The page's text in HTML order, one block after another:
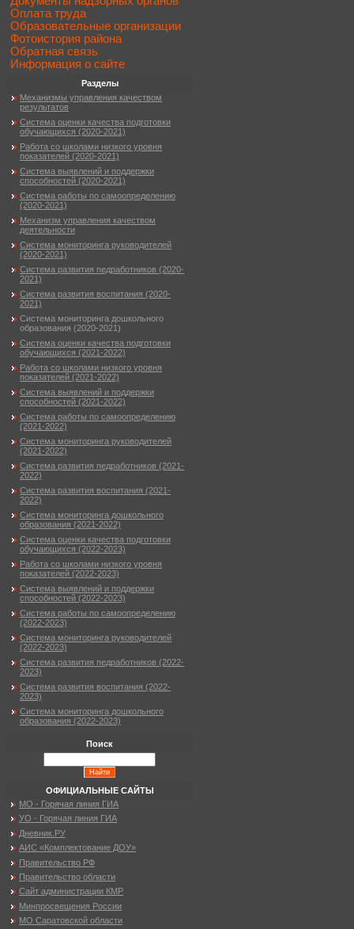
Оплата труда
Образовательные организации
Фотоистория района
Обратная связь
Информация о сайте
Разделы
Механизмы управления качеством
результатов
Система оценки качества подготовки
обучающихся (2020-2021)
Работа со школами низкого уровня
показателей (2020-2021)
Система выявлений и поддержки
способностей (2020-2021)
Система работы по самоопределению
(2020-2021)
Механизм управления качеством
деятельности
Система мониторинга руководителей
(2020-2021)
Система развития педработников (2020-
2021)
Система развития воспитания (2020-
2021)
Система мониторинга дошкольного
образования (2020-2021)
Система оценки качества подготовки
обучающихся (2021-2022)
Работа со школами низкого уровня
показателей (2021-2022)
Система выявлений и поддержки
способностей (2021-2022)
Система работы по самоопределению
(2021-2022)
Система мониторинга руководителей
(2021-2022)
Система развития педработников (2021-
2022)
Система развития воспитания (2021-
2022)
Система мониторинга дошкольного
образования (2021-2022)
Система оценки качества подготовки
обучающихся (2022-2023)
Работа со школами низкого уровня
показателей (2022-2023)
Система выявлений и поддержки
способностей (2022-2023)
Система работы по самоопределению
(2022-2023)
Система мониторинга руководителей
(2022-2023)
Система развития педработников (2022-
2023)
Система развития воспитания (2022-
2023)
Система мониторинга дошкольного
образования (2022-2023)
Поиск
ОФИЦИАЛЬНЫЕ САЙТЫ
МО - Горячая линия ГИА
УО - Горячая линия ГИА
Дневник.РУ
АИС «Комплектование ДОУ»
Правительство РФ
Правительство области
Сайт администрации КМР
Минпросвещения России
МО Саратовской области